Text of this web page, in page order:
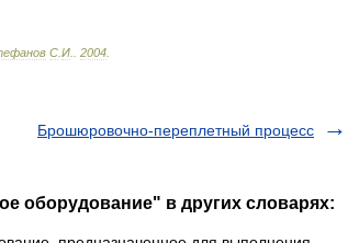
С И 2004
Брошюровочно-переплетный процесс
оборудование" в других словарях: